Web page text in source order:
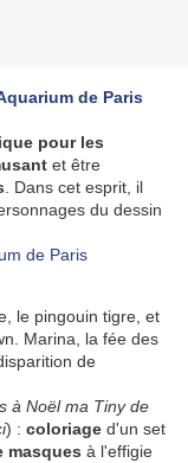
de Paris
pour les
et être
. Dans cet esprit, il
du dessin
le pingouin tigre, et
Marina, la fée des
de
à Noël ma Tiny de
) : coloriage d'un set
masques à l'effigie